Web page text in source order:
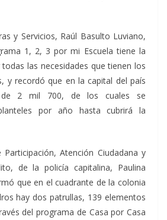
y Servicios, Raúl Basulto Luviano,
1, 2, 3 por mi Escuela tiene la
las necesidades que tienen los
y recordó que en la capital del país
de 2 mil 700, de los cuales se
por año hasta cubrirá la
Participación, Atención Ciudadana y
de la policía capitalina, Paulina
que en el cuadrante de la colonia
hay dos patrullas, 139 elementos
del programa de Casa por Casa